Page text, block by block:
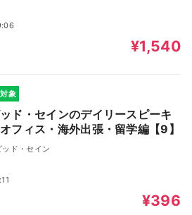
¥1,540
象
ド・セインのデイリースピーキ
フィス・海外出張・留学編【9】
ッド・セイン
¥396